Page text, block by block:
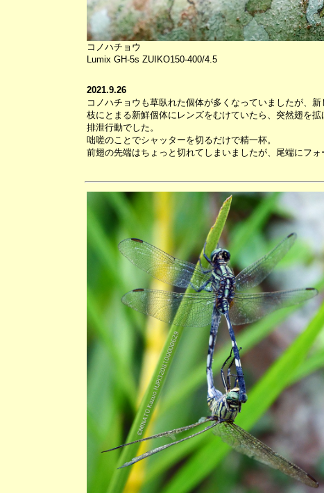
コノハチョウ
Lumix GH-5s ZUIKO150-400/4.5
2021.9.26
コノハチョウも草臥れた個体が多くなっていましたが、新
枝にとまる新鮮個体にレンズをむけていたら、突然翅を拡
排泄行動でした。
咄嗟のことでシャッターを切るだけで精一杯。
前翅の先端はちょっと切れてしまいましたが、尾端にフォ